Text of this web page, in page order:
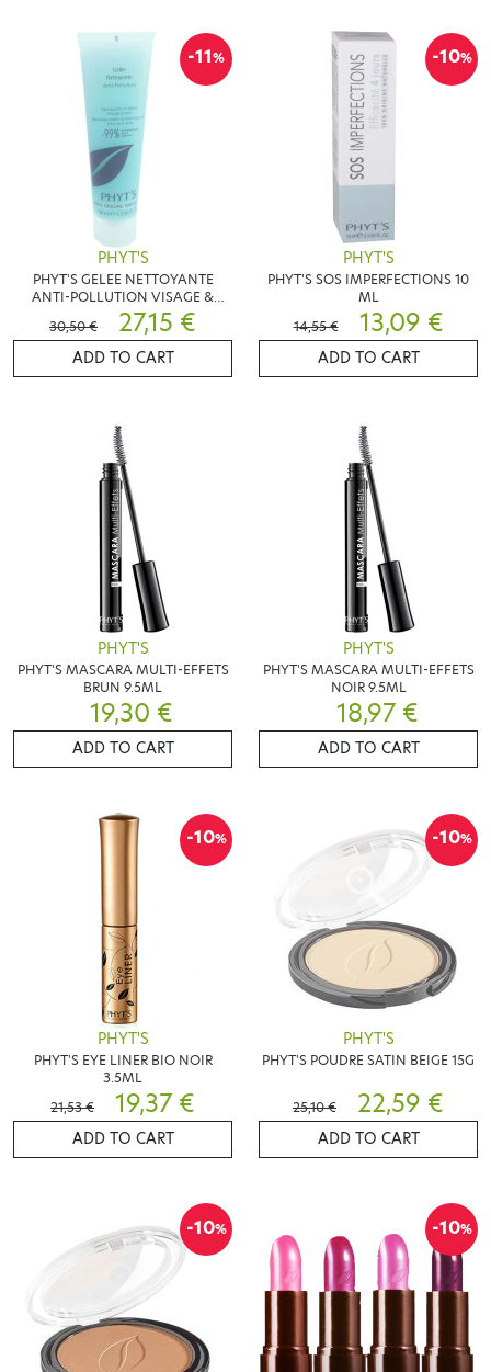
-11%
PHYT'S
PHYT'S GELEE NETTOYANTE
ANTI-POLLUTION VISAGE &
YEUX 100ML
30,50 € 27,15 €
ADD TO CART
-10%
PHYT'S
PHYT'S SOS IMPERFECTIONS 10
ML
14,55 €
13,09 €
ADD TO CART
PHYT'S
PHYT'S MASCARA MULTI-EFFETS
BRUN 9.5ML
19,30 €
ADD TO CART
PHYT'S
PHYT'S MASCARA MULTI-EFFETS
NOIR 9.5ML
18,97 €
ADD TO CART
-10%
PHYT'S
PHYT'S EYE LINER BIO NOIR
3.5ML
21,53 €
19,37 €
ADD TO CART
-10%
PHYT'S
PHYT'S POUDRE SATIN BEIGE 15G
25,10 € 22,59 €
ADD TO CART
-10% -10%